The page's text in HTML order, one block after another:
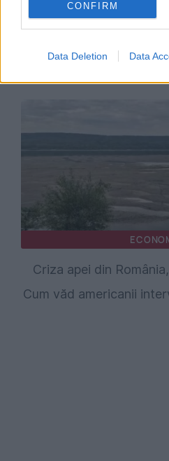
CONFIRM
Data Deletion Data
Ministerul Energiei cere
să scoatem
Criza apei din
Cum văd americanii